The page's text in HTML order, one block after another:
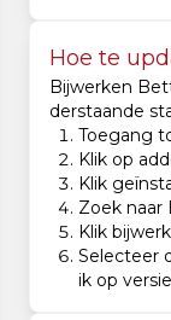
Hoe te
Bijwerken
derstaande
Toegang
Klik op
Klik
Zoek naar
Klik
Selecteer
ik op